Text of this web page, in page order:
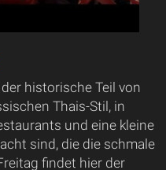
historische Teil von
Thais-Stil, in
und eine kleine
sind, die die schmale
findet hier der